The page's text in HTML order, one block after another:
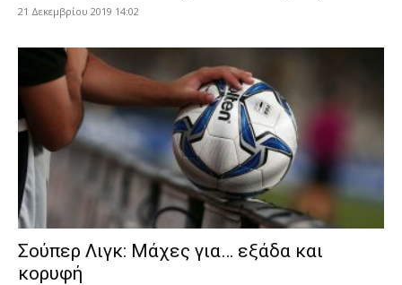
21 Δεκεμβρίου 2019 14:02
Σούπερ Λιγκ: Μάχες για… εξάδα και
κορυφή